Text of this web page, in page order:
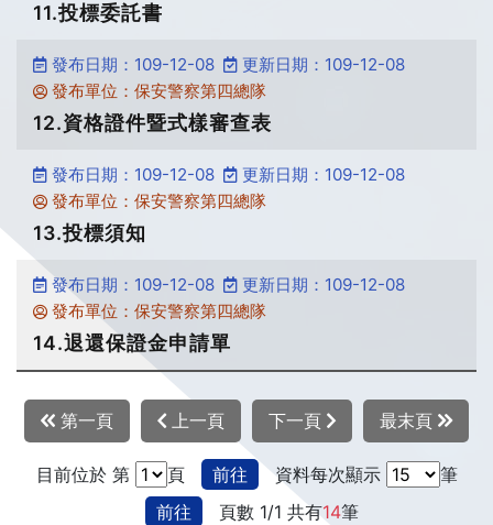
11.投標委託書
發布日期：109-12-08
更新日期：109-12-08
發布單位：保安警察第四總隊
12.資格證件暨式樣審查表
發布日期：109-12-08
更新日期：109-12-08
發布單位：保安警察第四總隊
13.投標須知
發布日期：109-12-08
更新日期：109-12-08
發布單位：保安警察第四總隊
14.退還保證金申請單
第一頁 上一頁 下一頁 最末頁
目前位於 第 頁 前往 資料每次顯示
筆
前往
頁數 1/1 共有14筆